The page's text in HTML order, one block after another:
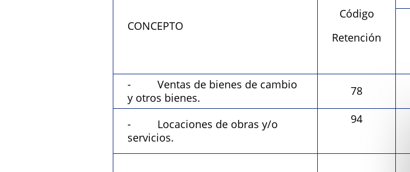
CONCEPTO
Código
Retención
- Ventas de bienes de cambio
y otros bienes.
78
- Locaciones de obras y/o
servicios.
94